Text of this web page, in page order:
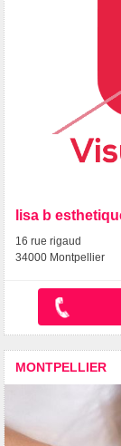
lisa b
16 rue rigaud
34000 Montpellier
MONTPELLIER